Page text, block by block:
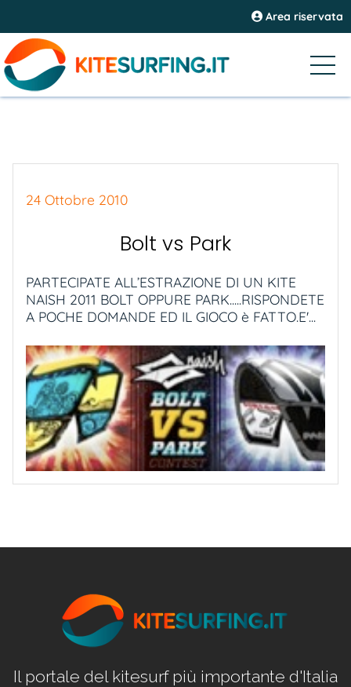
Area riservata
24 Ottobre 2010
Bolt vs Park
PARTECIPATE ALL’ESTRAZIONE DI UN KITE
NAISH 2011 BOLT OPPURE PARK.....RISPONDETE
A POCHE DOMANDE ED IL GIOCO è FATTO.E'...
Il portale del kitesurf più importante d'Italia